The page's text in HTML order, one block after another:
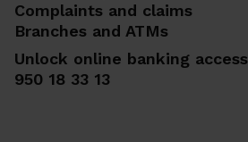
Complaints and claims
Branches and ATMs
Unlock online banking access
950 18 33 13